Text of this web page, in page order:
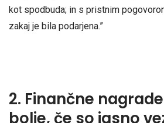
kot spodbuda; in s pristnim
zakaj je bila podarjena.”
2. Finančne
bolje, če so jasno